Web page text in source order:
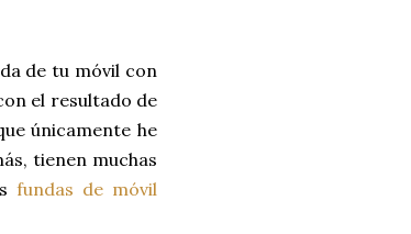
de tu móvil con
el resultado de
únicamente he
tienen muchas
fundas de móvil